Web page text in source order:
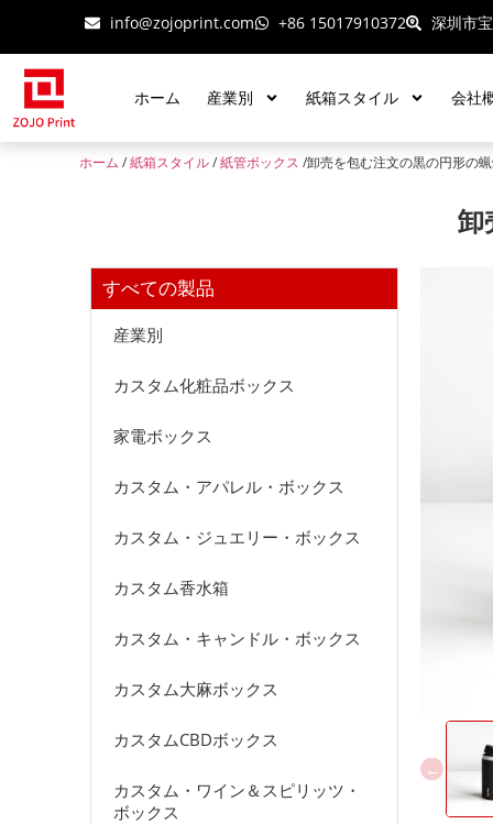
info@zojoprint.com +86 15017910372 深圳市
ホーム 産業別 紙箱スタイル 会社
ホーム /紙箱スタイル/紙管ボックス /卸売を包む注文の黒の円形の
卸
すべての製品
産業別
カスタム化粧品ボックス
家電ボックス
カスタム・アパレル・ボックス
カスタム・ジュエリー・ボックス
カスタム香水箱
カスタム・キャンドル・ボックス
カスタム大麻ボックス
カスタムCBDボックス
カスタム・ワイン＆スピリッツ・
ボックス